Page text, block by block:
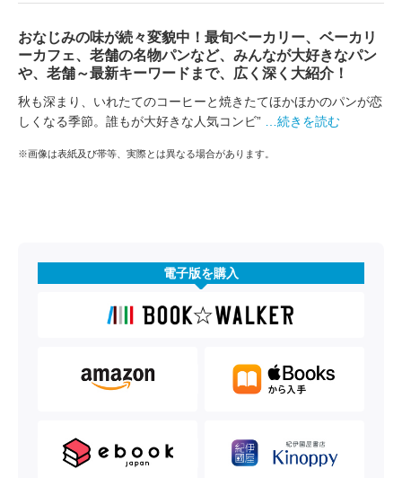
おなじみの味が続々変貌中！最旬ベーカリー、ベーカリ
ーカフェ、老舗の名物パンなど、みんなが大好きなパン
や、老舗～最新キーワードまで、広く深く大紹介！
秋も深まり、いれたてのコーヒーと焼きたてほかほかのパンが恋
しくなる季節。誰もが大好きな人気コンビ”
…続きを読む
※画像は表紙及び帯等、実際とは異なる場合があります。
電子版を購入